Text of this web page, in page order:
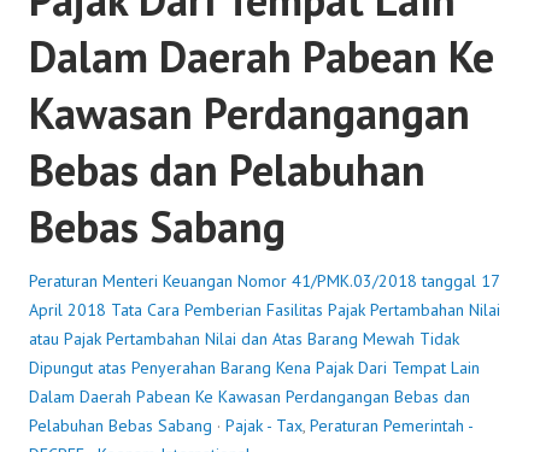
Dalam Daerah Pabean Ke
Kawasan Perdangangan
Bebas dan Pelabuhan
Bebas Sabang
Peraturan Menteri Keuangan Nomor 41/PMK.03/2018 tanggal 17
April 2018 Tata Cara Pemberian Fasilitas Pajak Pertambahan Nilai
atau Pajak Pertambahan Nilai dan Atas Barang Mewah Tidak
Dipungut atas Penyerahan Barang Kena Pajak Dari Tempat Lain
Dalam Daerah Pabean Ke Kawasan Perdangangan Bebas dan
Pelabuhan Bebas Sabang · Pajak - Tax, Peraturan Pemerintah -